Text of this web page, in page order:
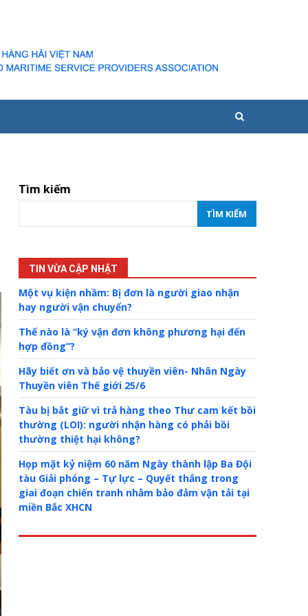
Tìm kiếm
TÌM KIẾM
TIN VỪA CẬP NHẬT
Một vụ kiện nhầm: Bị đơn là người giao nhận
hay người vận chuyển?
Thế nào là “ký vận đơn không phương hại đến
hợp đồng”?
Hãy biết ơn và bảo vệ thuyền viên- Nhân Ngày
Thuyền viên Thế giới 25/6
Tàu bị bắt giữ vì trả hàng theo Thư cam kết bồi
thường (LOI): người nhận hàng có phải bồi
thường thiệt hại không?
Họp mặt kỷ niệm 60 năm Ngày thành lập Ba Đội
tàu Giải phóng – Tự lực – Quyết thắng trong
giai đoạn chiến tranh nhằm bảo đảm vận tải tại
miền Bắc XHCN